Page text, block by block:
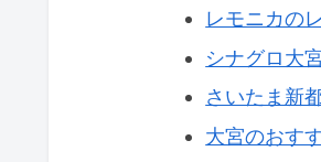
レモニカの
シナグロ大
さいたま新
大宮のおす